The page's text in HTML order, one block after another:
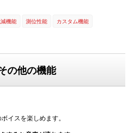
機能 測位性能 カスタム機能
の他の機能
イスを楽しめます。